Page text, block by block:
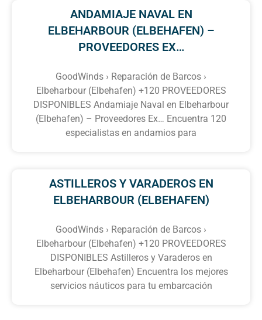
ANDAMIAJE NAVAL EN
ELBEHARBOUR (ELBEHAFEN) –
PROVEEDORES EX…
GoodWinds › Reparación de Barcos ›
Elbeharbour (Elbehafen) +120 PROVEEDORES
DISPONIBLES Andamiaje Naval en Elbeharbour
(Elbehafen) – Proveedores Ex… Encuentra 120
especialistas en andamios para
ASTILLEROS Y VARADEROS EN
ELBEHARBOUR (ELBEHAFEN)
GoodWinds › Reparación de Barcos ›
Elbeharbour (Elbehafen) +120 PROVEEDORES
DISPONIBLES Astilleros y Varaderos en
Elbeharbour (Elbehafen) Encuentra los mejores
servicios náuticos para tu embarcación